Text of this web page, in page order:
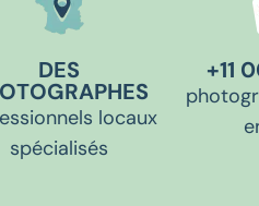
DES
locaux
spécialisés
+11